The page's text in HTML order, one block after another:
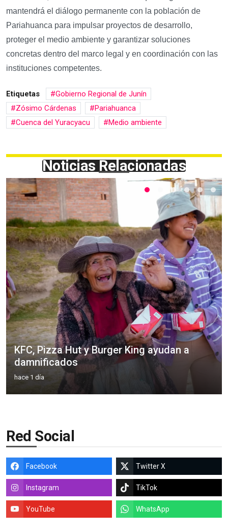
mantendrá el diálogo permanente con la población de
Pariahuanca para impulsar proyectos de desarrollo,
proteger el medio ambiente y garantizar soluciones
concretas dentro del marco legal y en coordinación con las
instituciones competentes.
Etiquetas
Gobierno Regional de Junín
Zósimo Cárdenas
Pariahuanca
Cuenca del Yuracyacu
Medio ambiente
Noticias Relacionadas
KFC, Pizza Hut y Burger King ayudan a
damnificados
hace 1 día
Red Social
Facebook Twitter X
Instagram TikTok
YouTube WhatsApp